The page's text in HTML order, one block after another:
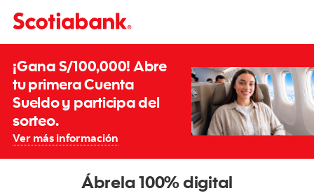
¡Gana S/100,000! Abre
tu primera Cuenta
Sueldo y participa del
sorteo.
Ver más información
Ábrela 100% digital